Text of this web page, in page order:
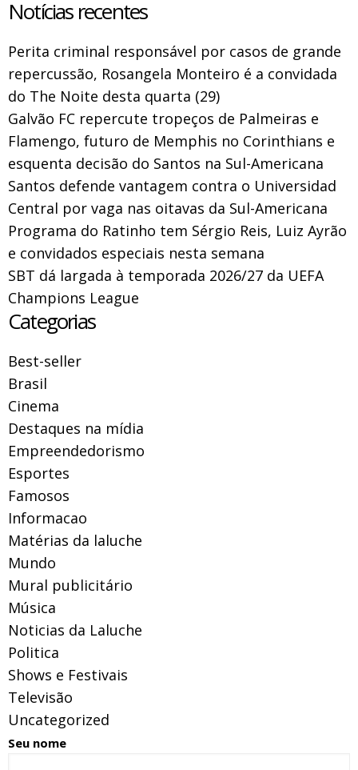
Notícias recentes
Perita criminal responsável por casos de grande
repercussão, Rosangela Monteiro é a convidada
do The Noite desta quarta (29)
Galvão FC repercute tropeços de Palmeiras e
Flamengo, futuro de Memphis no Corinthians e
esquenta decisão do Santos na Sul-Americana
Santos defende vantagem contra o Universidad
Central por vaga nas oitavas da Sul-Americana
Programa do Ratinho tem Sérgio Reis, Luiz Ayrão
e convidados especiais nesta semana
SBT dá largada à temporada 2026/27 da UEFA
Champions League
Categorias
Best-seller
Brasil
Cinema
Destaques na mídia
Empreendedorismo
Esportes
Famosos
Informacao
Matérias da laluche
Mundo
Mural publicitário
Música
Noticias da Laluche
Politica
Shows e Festivais
Televisão
Uncategorized
Seu nome